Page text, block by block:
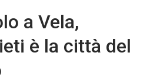
a Vela,
è la città del